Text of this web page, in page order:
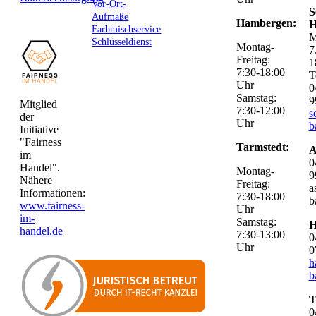
Mitglied
der
Initiative
"Fairness
im
Handel".
Nähere
Informationen:
www.fairness-
im-
handel.de
Vor-Ort-
Aufmaße
Farbmischservice
Schlüsseldienst
Hambergen:
Montag-
Freitag:
7:30-18:00
Uhr
Samstag:
7:30-12:00
Uhr
Tarmstedt:
Montag-
Freitag:
7:30-18:00
Uhr
Samstag:
7:30-13:00
Uhr